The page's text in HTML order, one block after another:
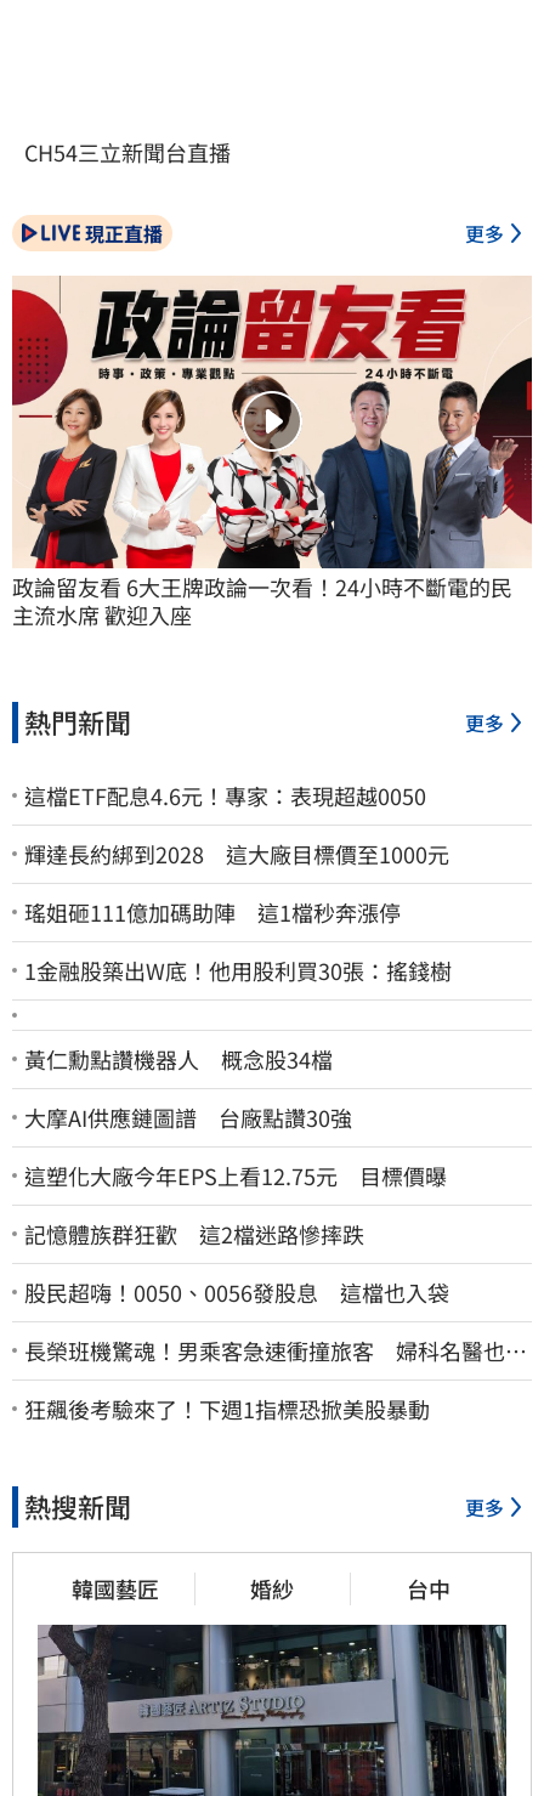
CH54三立新聞台直播
現正直播 更多
政論留友看 6大王牌政論一次看！24小時不斷電的民
主流水席 歡迎入座
熱門新聞 更多
這檔ETF配息4.6元！專家：表現超越0050
輝達長約綁到2028 這大廠目標價至1000元
瑤姐砸111億加碼助陣 這1檔秒奔漲停
1金融股築出W底！他用股利買30張：搖錢樹
黃仁勳點讚機器人 概念股34檔
大摩AI供應鏈圖譜 台廠點讚30強
這塑化大廠今年EPS上看12.75元 目標價曝
記憶體族群狂歡 這2檔迷路慘摔跌
股民超嗨！0050、0056發股息 這檔也入袋
長榮班機驚魂！男乘客急速衝撞旅客 婦科名醫也掛
彩：全機卡半小時
狂飆後考驗來了！下週1指標恐掀美股暴動
熱搜新聞 更多
韓國藝匠 婚紗 台中